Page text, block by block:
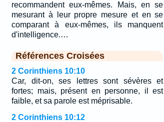
recommandent eux-mêmes. Mais, en se
mesurant à leur propre mesure et en se
comparant à eux-mêmes, ils manquent
d'intelligence.…
Références Croisées
2 Corinthiens 10:10
Car, dit-on, ses lettres sont sévères et
fortes; mais, présent en personne, il est
faible, et sa parole est méprisable.
2 Corinthiens 10:12